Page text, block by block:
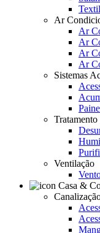
Textil
Ar
Ar
Ar
Ar
Ar
Sistemas
Ventilação